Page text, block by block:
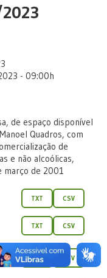
- 09:00h
de espaço disponível
Quadros, com
de
e não alcoólicas,
março de 2001
TXT CSV
TXT CSV
TXT CSV